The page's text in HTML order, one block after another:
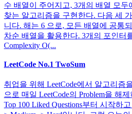
수 배열이 주어지고, 3개의 배열 모
찾는 알고리즘을 구현한다. 다음 세
니다. 해는 6 으로, 모든 배열에 공통
차순 배열을 활용한다. 3개의 포인터
Complexity O(...
LeetCode No.1 TwoSum
취업을 위해 LeetCode에서 알고리즘
으로 매일 LeetCode의 Problem을 해
Top 100 Liked Questions부터 시작하